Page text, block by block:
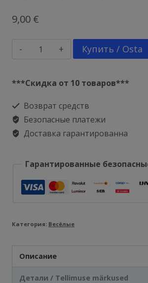
9,00 €
Количество
товара
супер
герою
Купить / Osta
***Скидка от 10 товаров***
Возврат средств
Безопасные платежи
Доставка гарантированна
Гарантированные
Категория: Весёлые
Описание
Детали / Tellimuse märkused